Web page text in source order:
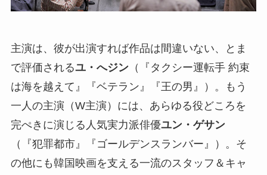
主演は、彼が出演すれば作品は間違いない、とま
で評価されるユ・へジン（『タクシー運転手 約束
は海を越えて』『ベテラン』『王の男』）。もう
一人の主演（W主演）には、あらゆる役どころを
完ぺきに演じる人気実力派俳優ユン・ゲサン
（『犯罪都市』『ゴールデンスランバー』）。そ
の他にも韓国映画を支える一流のスタッフ＆キャ